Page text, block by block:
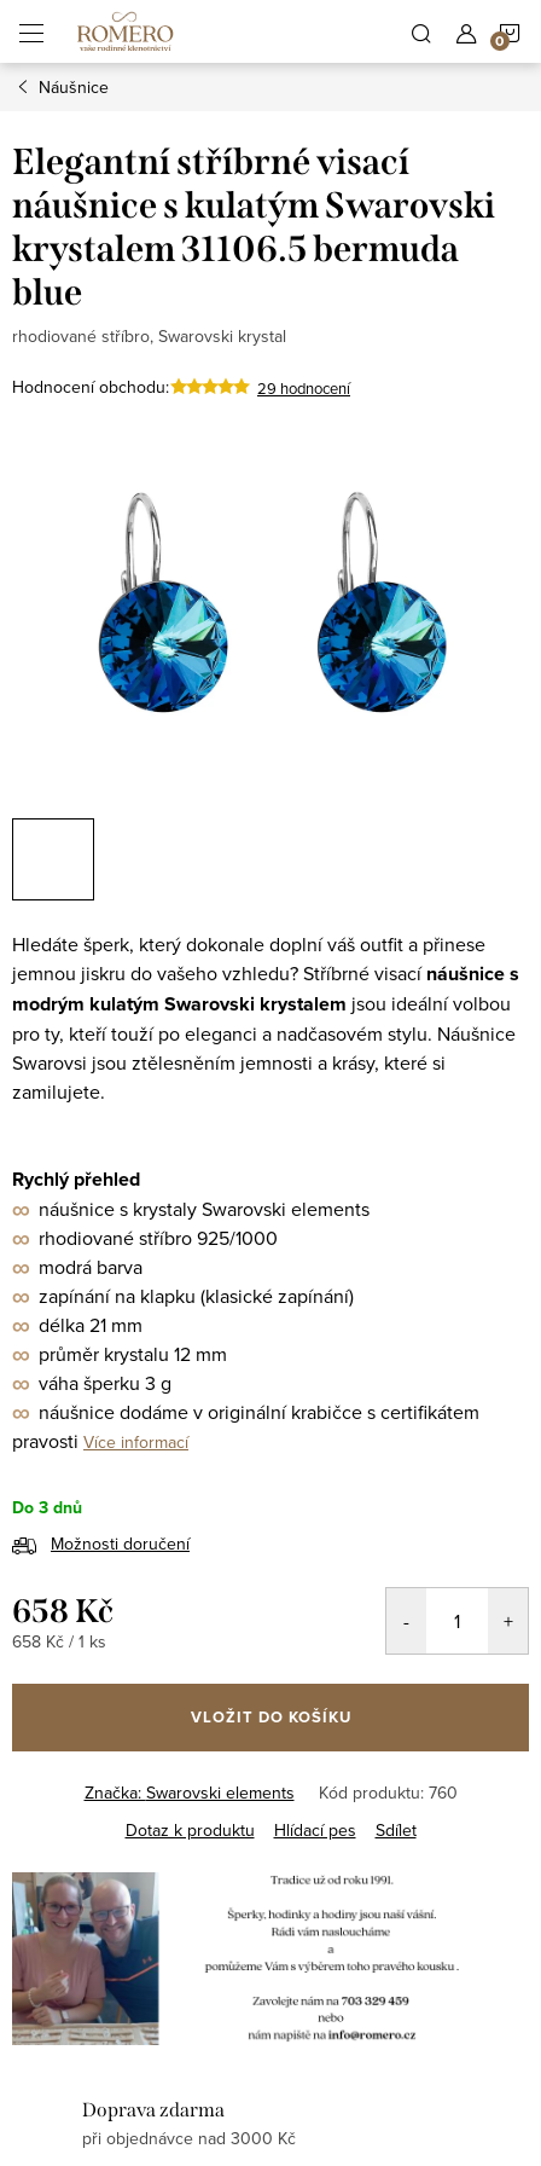
obsah
Náušnice
Elegantní stříbrné visací
náušnice s kulatým Swarovski
krystalem 31106.5 bermuda
blue
rhodiované stříbro, Swarovski krystal
Hodnocení obchodu: 29 hodnocení
Hledáte šperk, který dokonale doplní váš outfit a přinese
jemnou jiskru do vašeho vzhledu? Stříbrné visacínáušnice s
modrým kulatým Swarovski krystalem jsou ideální volbou
pro ty, kteří touží po eleganci a nadčasovém stylu. Náušnice
Swarovsi jsou ztělesněním jemnosti a krásy, které si
zamilujete.
Rychlý přehled
∞ náušnice s krystaly Swarovski elements
∞ rhodiované stříbro 925/1000
∞ modrá barva
∞ zapínání na klapku (klasické zapínání)
∞ délka 21 mm
∞ průměr krystalu 12 mm
∞ váha šperku 3 g
∞ náušnice dodáme v originální krabičce s certifikátem
pravosti Více informací
Do 3 dnů
Možnosti doručení
658 Kč
Měrná
658 Kč / 1 ks
VLOŽIT DO KOŠÍKU
Značka: Swarovski elements Kód produktu: 760
Dotaz k produktu
Hlídací pes Sdílet
Doprava zdarma
při objednávce nad 3000 Kč